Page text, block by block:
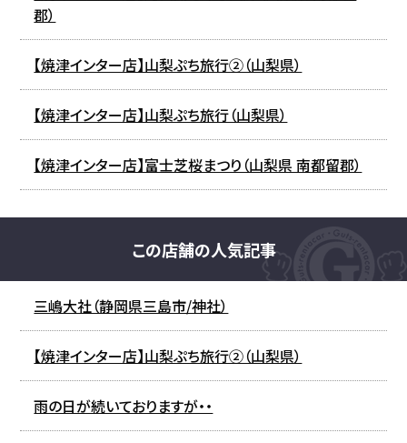
郡）
【焼津インター店】山梨ぷち旅行②（山梨県）
【焼津インター店】山梨ぷち旅行（山梨県）
【焼津インター店】富士芝桜まつり（山梨県 南都留郡）
この店舗の人気記事
三嶋大社（静岡県三島市/神社）
【焼津インター店】山梨ぷち旅行②（山梨県）
雨の日が続いておりますが・・